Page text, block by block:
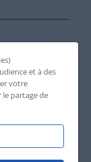
et à des
votre
le partage de